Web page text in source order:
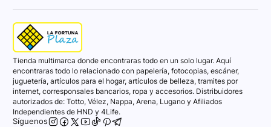
Tienda multimarca donde encontraras todo en un solo lugar. Aquí
encontraras todo lo relacionado con papelería, fotocopias, escáner,
juguetería, artículos para el hogar, artículos de belleza, tramites por
internet, corresponsales bancarios, ropa y accesorios. Distribuidores
autorizados de: Totto, Vélez, Nappa, Arena, Lugano y Afiliados
Independientes de HND y 4Life.
Síguenos